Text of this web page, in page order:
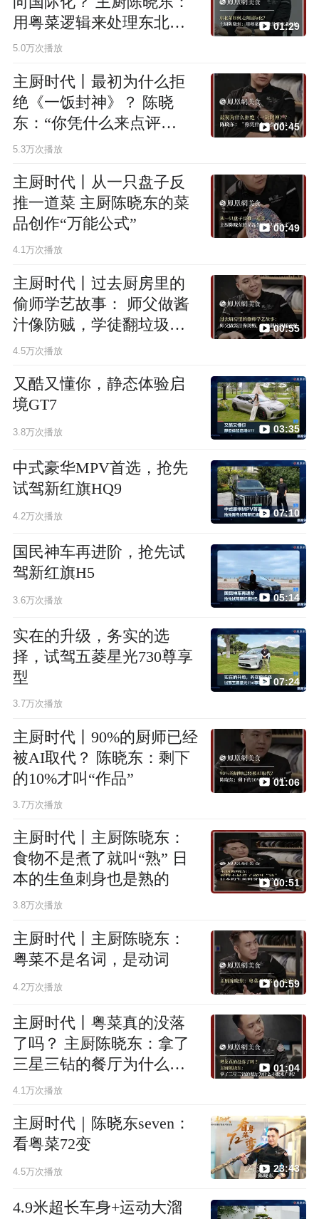
用粤菜逻辑来处理东北食
材
5.0万次播放
01:29
主厨时代丨最初为什么拒
绝《一饭封神》？ 陈晓
东：“你凭什么来点评
我？”
5.3万次播放
00:45
主厨时代丨从一只盘子反
推一道菜 主厨陈晓东的菜
品创作“万能公式”
4.1万次播放
00:49
主厨时代丨过去厨房里的
偷师学艺故事： 师父做酱
汁像防贼，学徒翻垃圾桶
破解
4.5万次播放
00:55
又酷又懂你，静态体验启
境GT7
3.8万次播放 03:35
中式豪华MPV首选，抢先
试驾新红旗HQ9
4.2万次播放 07:10
国民神车再进阶，抢先试
驾新红旗H5
3.6万次播放 05:14
实在的升级，务实的选
择，试驾五菱星光730尊享
型
3.7万次播放
07:24
主厨时代丨90%的厨师已经
被AI取代？ 陈晓东：剩下
的10%才叫“作品”
3.7万次播放
01:06
主厨时代丨主厨陈晓东：
食物不是煮了就叫“熟” 日
本的生鱼刺身也是熟的
3.8万次播放
00:51
主厨时代丨主厨陈晓东：
粤菜不是名词，是动词
4.2万次播放 00:59
主厨时代丨粤菜真的没落
了吗？ 主厨陈晓东：拿了
三星三钻的餐厅为什么不
敢来广州？
4.1万次播放
01:04
主厨时代｜陈晓东seven：
看粤菜72变
4.5万次播放 23:43
4.9米超长车身+运动大溜